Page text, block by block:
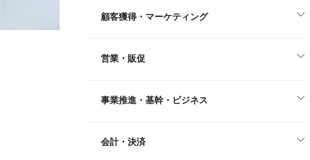
顧客獲得・マーケティング
営業・販促
事業推進・基幹・ビジネス
会計・決済